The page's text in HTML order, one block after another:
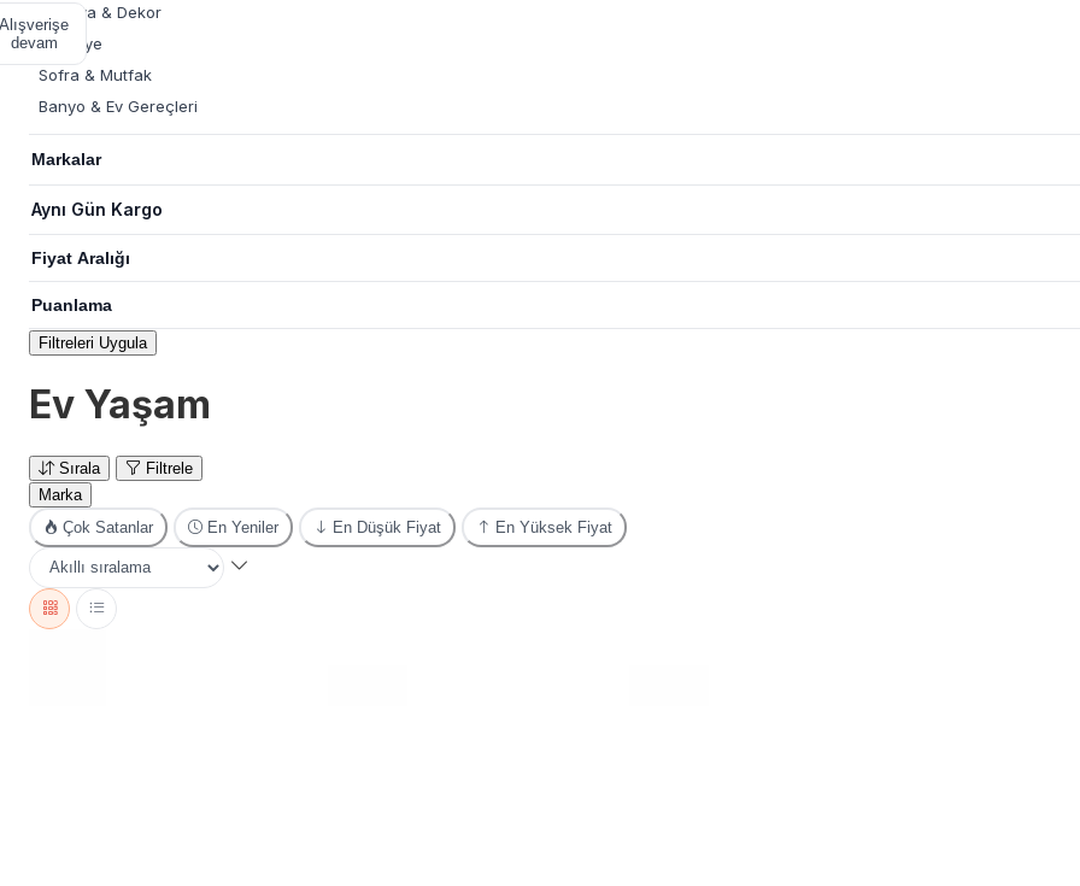
Alışverişe
devam
Mobilya & Dekor
Kırtasiye
Sofra & Mutfak
Banyo & Ev Gereçleri
Markalar
Aynı Gün Kargo
Fiyat Aralığı
Puanlama
Filtreleri Uygula
Ev Yaşam
Sırala
Filtrele
Marka
Çok Satanlar
En Yeniler En Düşük Fiyat En Yüksek Fiyat